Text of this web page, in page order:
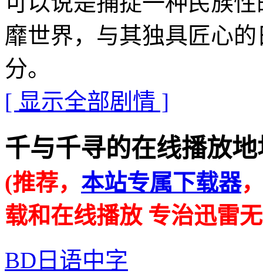
靡世界，与其独具匠心
分。
[ 显示全部剧情 ]
千与千寻的在线播放地
(推荐， 本站专属下载器
载和在线播放 专治迅雷
BD日语中字